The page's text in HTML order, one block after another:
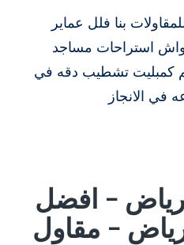
بنا فلل عماير
استراحات مساجد
كمبليت تشطيب دقه في
في الانجاز
– افضل
– مقاول